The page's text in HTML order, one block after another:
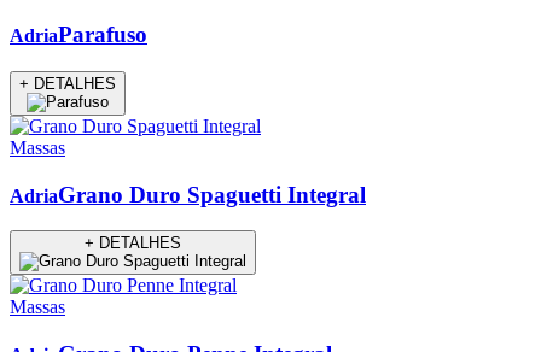
AdriaParafuso
+ DETALHES
Massas
AdriaGrano Duro Spaguetti Integral
+ DETALHES
Massas